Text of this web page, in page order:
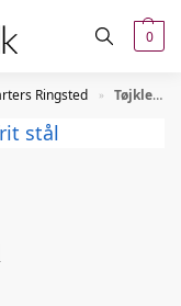
0
Ringsted » Tøjklemmer i Rustfrit Stål